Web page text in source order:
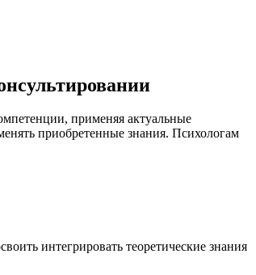
применяя актуальные
приобретенные знания. Психологам
интегрировать теоретические знания